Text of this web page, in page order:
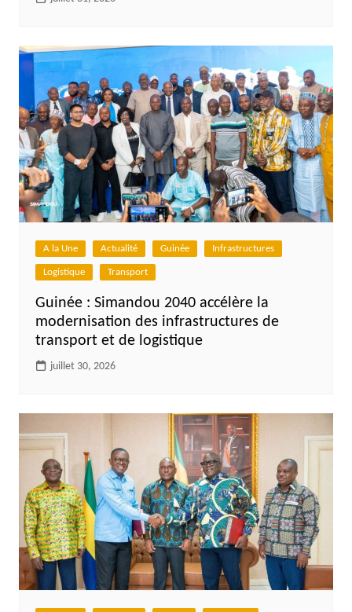
A la Une Actualité Guinée Infrastructures
Logistique Transport
Guinée : Simandou 2040 accélère la
modernisation des infrastructures de
transport et de logistique
juillet 30, 2026